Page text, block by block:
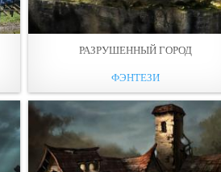
РАЗРУШЕННЫЙ ГОРОД
ФЭНТЕЗИ